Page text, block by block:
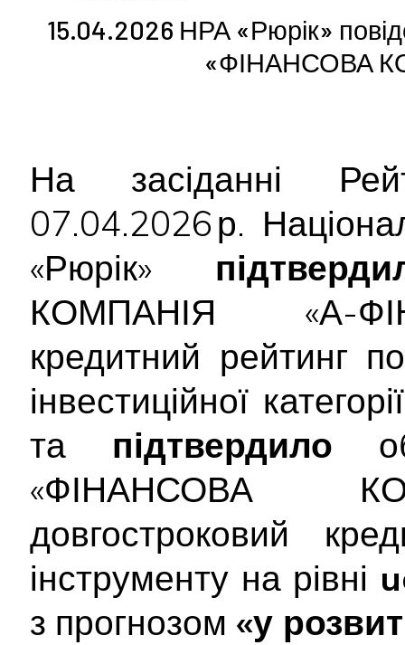
15.04.2026 НРА «Рюрік»
«ФІНАНСОВА
На засіданні
07.04.2026 р.
«Рюрік»
КОМПАНІЯ «А-
кредитний рейтинг
інвестиційної
та підтвердило
«ФІНАНСОВА
довгостроковий
інструменту на рівні
з прогнозом «у